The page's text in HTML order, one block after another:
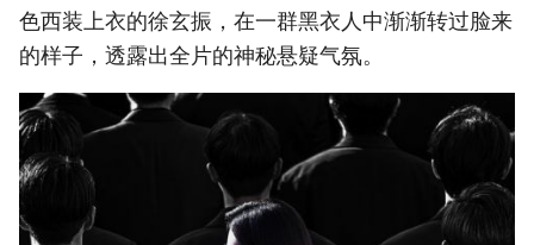
色西装上衣的徐玄振，在一群黑衣人中渐渐转过脸来
的样子，透露出全片的神秘悬疑气氛。